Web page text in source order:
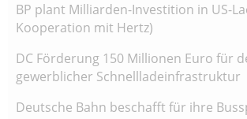
BP plant Milliarden-Investition in US-
Kooperation mit Hertz)
DC Förderung 150 Millionen Euro für
gewerblicher Schnellladeinfrastruktur
Deutsche Bahn beschafft für ihre